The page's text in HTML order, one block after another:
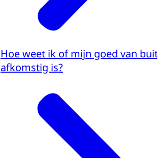
Hoe weet ik of mijn goed van
afkomstig is?